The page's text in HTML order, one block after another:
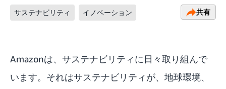
サステナビリティ イノベーション 共有
Amazonは、サステナビリティに日々取り組んで
います。それはサステナビリティが、地球環境、